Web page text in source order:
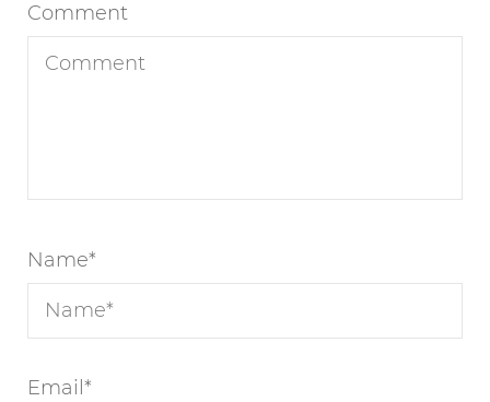
Comment
Name*
Email *